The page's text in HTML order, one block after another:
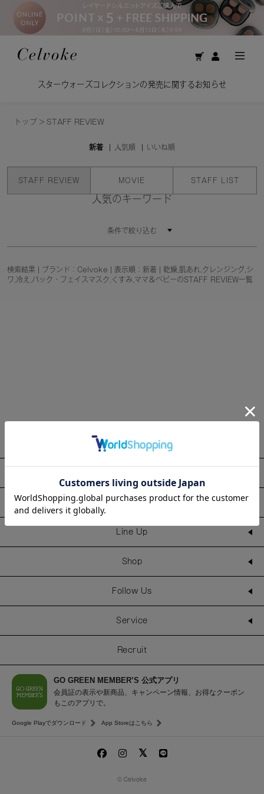
スターウォーズコレクションの発売に関するお知らせ
トップ > STAFF REVIEW
新着 人気順 いいね順
STAFF REVIEW MOVIE STAFF LIST
人気のキーワード
条件で絞り込む
検索結果 | ブランド：Celvoke | 表示順：新着 | 乾燥,肌あれ,クレンジング,シ
ワ,冷え,パック・フェイスマスク,くすみ,ママ＆ベビーのSTAFF REVIEW一覧
Information
Line Up
Shop
Follow Us
Service
Recruit
GO GREEN MEMBER’S 公式アプリ
会員証の表示や新商品、キャンペーン情報、お得なクーポン
もこのアプリで。
Google Playでダウンロード App Storeはこちら
© Celvoke